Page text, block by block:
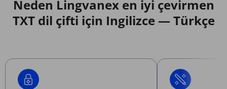
Neden Lingvanex en iyi çevirmen
TXT dil çifti için Ingilizce — Türkçe